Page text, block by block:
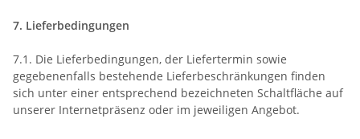
7. Lieferbedingungen
7.1. Die Lieferbedingungen, der Liefertermin sowie
gegebenenfalls bestehende Lieferbeschränkungen finden
sich unter einer entsprechend bezeichneten Schaltfläche auf
unserer Internetpräsenz oder im jeweiligen Angebot.